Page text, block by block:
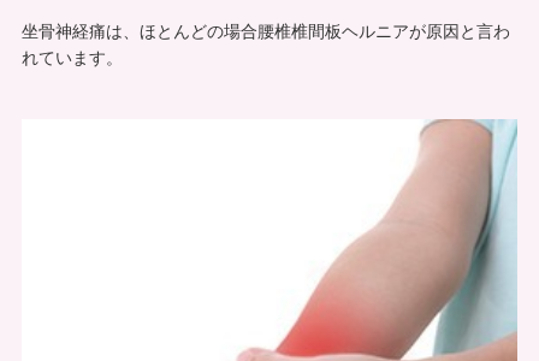
坐骨神経痛は、ほとんどの場合腰椎椎間板ヘルニアが原因と言わ
れています。